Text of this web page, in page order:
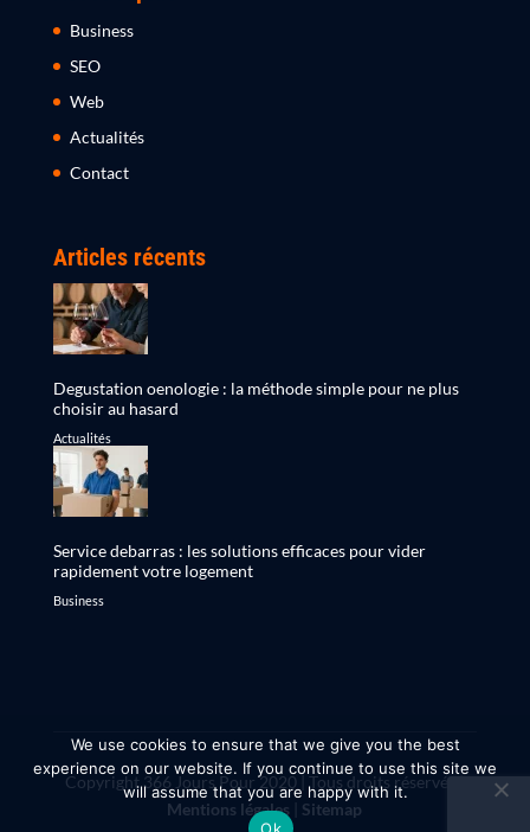
Business
SEO
Web
Actualités
Contact
Articles récents
Degustation oenologie : la méthode simple pour ne plus
choisir au hasard
Actualités
Service debarras : les solutions efficaces pour vider
rapidement votre logement
Business
Copyright 366 Jours Pour 2020 | Tous droits réservés |
Mentions légales
Sitemap
We use cookies to ensure that we give you the best
experience on our website. If you continue to use this site we
will assume that you are happy with it.
Ok